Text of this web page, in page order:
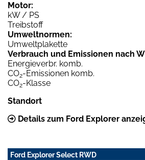
Motor:
kW / PS
Treibstoff
Umweltnormen:
Umweltplakette
Verbrauch und Emissionen nach
Energieverbr. komb.
CO2-Emissionen komb.
CO2-Klasse
Standort
Details zum Ford Explorer
Ford Explorer Select RWD